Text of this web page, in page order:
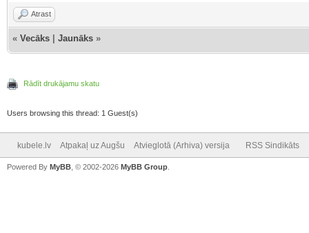
Atrast
« Vecāks Jaunāks »
Rādīt drukājamu skatu
Users browsing this thread: 1 Guest(s)
kubele.lv Atpakaļ uz Augšu Atvieglotā (Arhiva) versija RSS Sindikāts
Powered By MyBB , © 2002-2026 MyBB Group